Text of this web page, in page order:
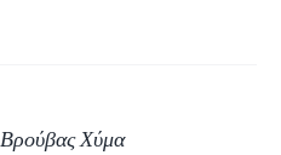
Χύμα